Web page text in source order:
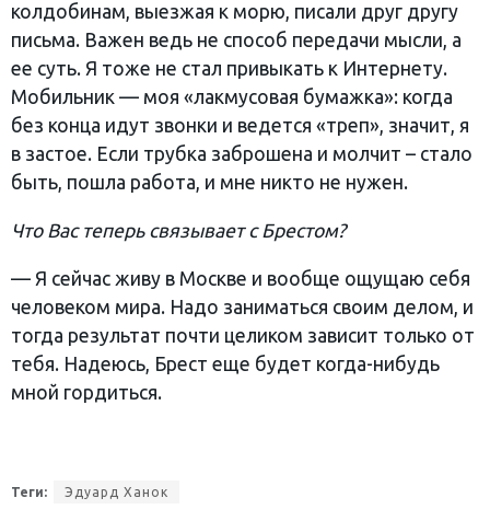
колдобинам, выезжая к морю, писали друг другу
письма. Важен ведь не способ передачи мысли, а
ее суть. Я тоже не стал привыкать к Интернету.
Мобильник — моя «лакмусовая бумажка»: когда
без конца идут звонки и ведется «треп», значит, я
в застое. Если трубка заброшена и молчит – стало
быть, пошла работа, и мне никто не нужен.
Что Вас теперь связывает с Брестом?
— Я сейчас живу в Москве и вообще ощущаю себя
человеком мира. Надо заниматься своим делом, и
тогда результат почти целиком зависит только от
тебя. Надеюсь, Брест еще будет когда-нибудь
мной гордиться.
Теги: Эдуард Ханок